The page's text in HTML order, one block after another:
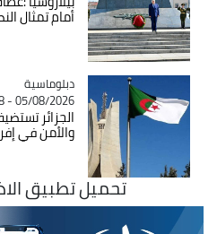
أمام تمثال
Catégorie
دبلوماسية
05/08/2026 - 22:58
والأمن في
تحميل تطبيق